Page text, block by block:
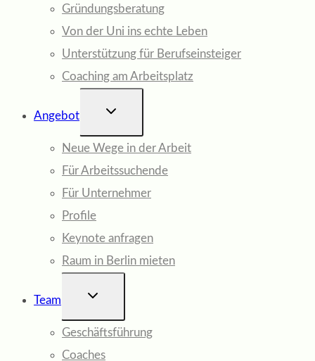
Gründungsberatung
Von der Uni ins echte Leben
Unterstützung für Berufseinsteiger
Coaching am Arbeitsplatz
Angebot
UNTERMENÜ
Neue Wege in der Arbeit
Für Arbeitssuchende
Für Unternehmer
Profile
Keynote anfragen
Raum in Berlin mieten
Team
UNTERMENÜ
Geschäftsführung
Coaches